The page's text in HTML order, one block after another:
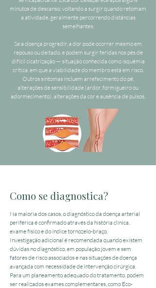
minutos de descanso, voltando a surgir quando retomam
a atividade, geralmente percorrendo distâncias
semelhantes.
Se a doença progredir, a dor pode ocorrer mesmo em
repouso ou deitado, e podem surgir feridas nos pés de
difícil cicatrização — situação conhecida como isquémia
crítica, em que a viabilidade do membro está em risco.
Outros sintomas incluem arrefecimento do pé,
alterações de sensibilidade (ardor, formigueiro ou
adormecimento), alterações da cor e ausência de pulsos.
Como se diagnostica?
Na maioria dos casos, o diagnóstico da doença arterial
periférica é confirmado através da história clínica,
exame físico e do índice tornozelo-braço.
Investigação adicional é recomendada quando existem
dúvidas no diagnóstico, em população jovem e sem
fatores de risco associados e nas situações de doença
avançada com necessidade de intervenção cirúrgica.
Para um planeamento adequado do tratamento, podem
ser realizados exames complementares, como Eco-